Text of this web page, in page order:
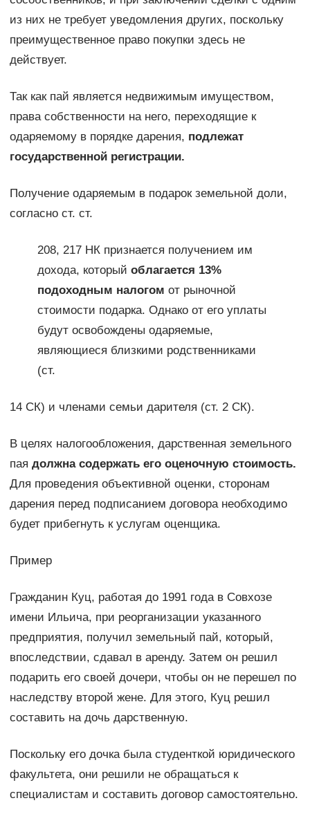
из них не требует уведомления других, поскольку
преимущественное право покупки здесь не
действует.
Так как пай является недвижимым имуществом,
права собственности на него, переходящие к
одаряемому в порядке дарения, подлежат
государственной регистрации.
Получение одаряемым в подарок земельной доли,
согласно ст. ст.
208, 217 НК признается получением им
дохода, который облагается 13%
подоходным налогом от рыночной
стоимости подарка. Однако от его уплаты
будут освобождены одаряемые,
являющиеся близкими родственниками
(ст.
14 СК) и членами семьи дарителя (ст. 2 СК).
В целях налогообложения, дарственная земельного
пая должна содержать его оценочную стоимость.
Для проведения объективной оценки, сторонам
дарения перед подписанием договора необходимо
будет прибегнуть к услугам оценщика.
Пример
Гражданин Куц, работая до 1991 года в Совхозе
имени Ильича, при реорганизации указанного
предприятия, получил земельный пай, который,
впоследствии, сдавал в аренду. Затем он решил
подарить его своей дочери, чтобы он не перешел по
наследству второй жене. Для этого, Куц решил
составить на дочь дарственную.
Поскольку его дочка была студенткой юридического
факультета, они решили не обращаться к
специалистам и составить договор самостоятельно.